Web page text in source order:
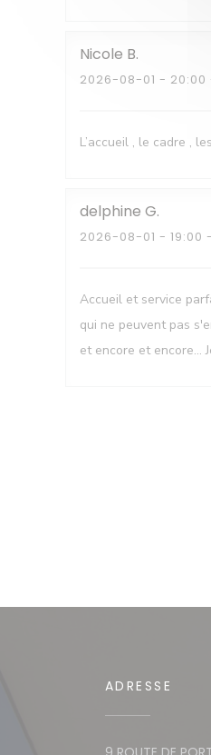
Nicole B
2026-08-01 - 20:00
L’accueil , le cadre ,
delphine G
2026-08-01 - 19:00
Accueil et service
qui ne peuvent pas
et encore et encore...
ADRESSE